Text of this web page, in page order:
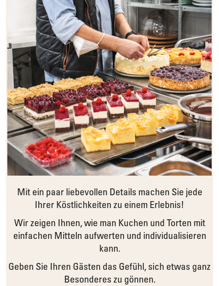
Mit ein paar liebevollen Details machen Sie jede
Ihrer Köstlichkeiten zu einem Erlebnis!
Wir zeigen Ihnen, wie man Kuchen und Torten mit
einfachen Mitteln aufwerten und individualisieren
kann.
Geben Sie Ihren Gästen das Gefühl, sich etwas ganz
Besonderes zu gönnen.